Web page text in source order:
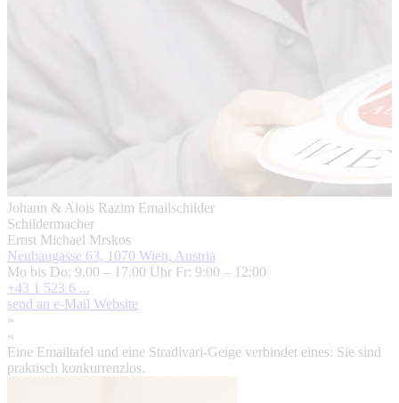
Johann & Alois Razim Emailschilder
Schildermacher
Ernst Michael Mrskos
Neubaugasse 63, 1070 Wien, Austria
Mo bis Do: 9.00 – 17.00 Uhr Fr: 9:00 – 12:00
+43 1 523 6 ...
send an e-Mail Website
»
«
Eine Emailtafel und eine Stradivari-Geige verbindet eines: Sie sind
praktisch konkurrenzlos.